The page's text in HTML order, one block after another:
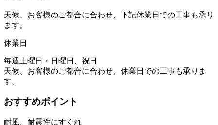
天候、お客様のご都合に合わせ、下記休業日での工事も承り
ます。
休業日
毎週土曜日・日曜日、祝日
天候、お客様のご都合に合わせ、休業日での工事も承りま
す。
おすすめポイント
耐風、耐震性にすぐれ